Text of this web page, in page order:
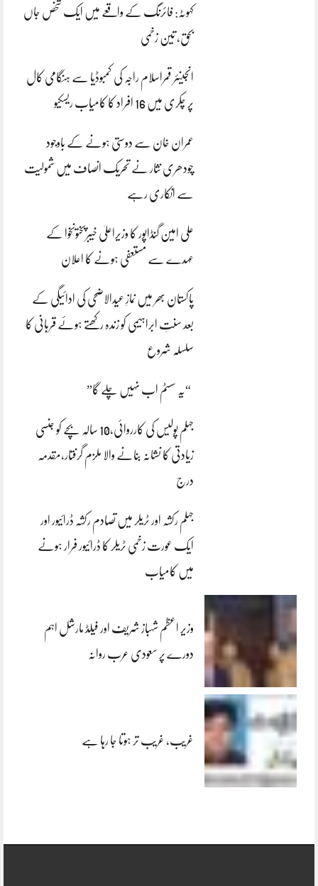
کہوٹہ: فائرنگ کے واقعے میں ایک شخص جاں
بحق، تین زخمی
انجینئر قمراسلام راجہ کی کمبوڈیا سے ہنگامی کال
پر چکری میں 16 افراد کا کامیاب ریسکیو
عمران خان سے دوستی ہونے کے باوجود
چودھری نثار نے تحریک انصاف میں شمولیت
سے انکاری رہے
علی امین گنڈاپور کا وزیراعلیٰ خیبرپختونخوا کے
عہدے سے مستعفی ہونے کا اعلان
پاکستان بھر میں نمازِ عیدالاضحی کی ادائیگی کے
بعد سنتِ ابراہیمی کو زندہ رکھتے ہوئے قربانی کا
سلسلہ شروع
“یہ سسٹم اب نہیں چلے گا”
جہلم پولیس کی کارروائی،10 سالہ بچے کو جنسی
زیادتی کا نشانہ بنانے والا ملزم گرفتار،مقدمہ
درج
جہلم رکشہ اور ٹریلر میں تصادم رکشہ ڈرائیور اور
ایک عورت زخمی ٹریلر کا ڈرائیور فرار ہونے
میں کامیاب
وزیر اعظم شہباز شریف اور فیلڈ مارشل اہم
دورے پر سعودی عرب روانہ
غریب، غریب تر ہوتا جا رہا ہے